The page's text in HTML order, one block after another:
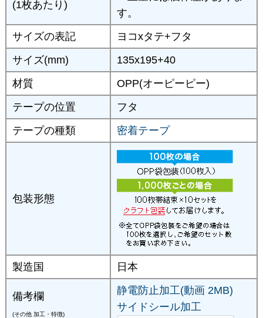
(1枚あたり)
す。
サイズの表記
ヨコxタテ+フタ
サイズ(mm)
135x195+40
材質
OPP(オーピーピー)
テープの位置
フタ
テープの種類
密着テープ
包装形態
製造国 日本
備考欄
(その他 加工・特徴)
静電防止加工(動画 2MB)
サイドシール加工